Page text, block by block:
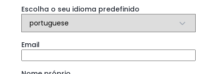
Escolha o seu idioma predefinido
Email